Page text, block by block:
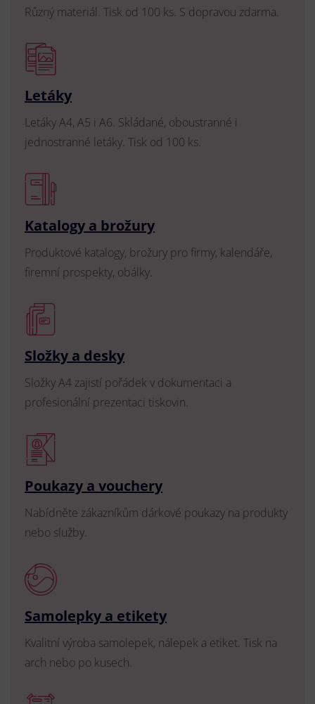
Různý materiál. Tisk od 100 ks. S dopravou zdarma.
Letáky
Letáky A4, A5 i A6. Skládané, oboustranné i
jednostranné letáky. Tisk od 100 ks.
Katalogy a brožury
Produktové katalogy, brožury pro firmy, kalendáře,
firemní prospekty, obálky.
Složky a desky
Složky A4 zajistí pořádek v dokumentaci a
profesionální prezentaci tiskovin.
Poukazy a vouchery
Nabídněte zákazníkům dárkové poukazy na produkty
nebo služby.
Samolepky a etikety
Kvalitní výroba samolepek, nálepek a etiket. Tisk na
arch nebo po kusech.